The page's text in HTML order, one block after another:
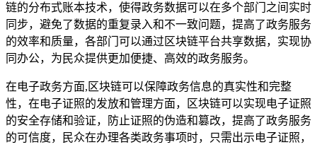
链的分布式账本技术，使得政务数据可以在多个部门之间实时
同步，避免了数据的重复录入和不一致问题，提高了政务服务
的效率和质量，各部门可以通过区块链平台共享数据，实现协
同办公，为民众提供更加便捷、高效的政务服务。
在电子政务方面,区块链可以保障政务信息的真实性和完整
性，在电子证照的发放和管理方面，区块链可以实现电子证照
的安全存储和验证，防止证照的伪造和篡改，提高了政务服务
的可信度，民众在办理各类政务事项时，只需出示电子证照，